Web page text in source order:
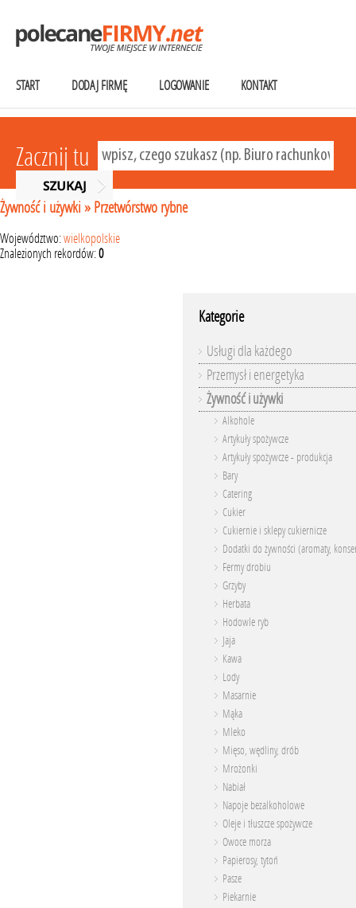
START DODAJ FIRMĘ LOGOWANIE KONTAKT
Zacznij tu
Żywność i używki » Przetwórstwo rybne
Województwo:wielkopolskie
Znalezionych rekordów:0
Kategorie
Usługi dla każdego
Przemysł i energetyka
Żywność i używki
Alkohole
Artykuły spożywcze
Artykuły spożywcze - produkcja
Bary
Catering
Cukier
Cukiernie i sklepy cukiernicze
Dodatki do żywności (aromaty,
Fermy drobiu
Grzyby
Herbata
Hodowle ryb
Jaja
Kawa
Lody
Masarnie
Mąka
Mleko
Mięso, wędliny, drób
Mrożonki
Nabiał
Napoje bezalkoholowe
Oleje i tłuszcze spożywcze
Owoce morza
Papierosy, tytoń
Pasze
Piekarnie